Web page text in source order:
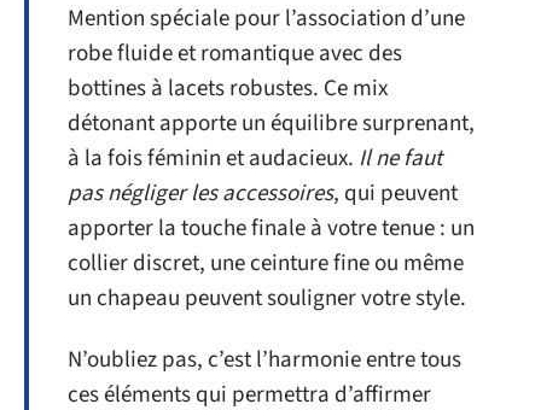
Mention spéciale pour l’association d’une
robe fluide et romantique avec des
bottines à lacets robustes. Ce mix
détonant apporte un équilibre surprenant,
à la fois féminin et audacieux. Il ne faut
pas négliger les accessoires, qui peuvent
apporter la touche finale à votre tenue : un
collier discret, une ceinture fine ou même
un chapeau peuvent souligner votre style.
N’oubliez pas, c’est l’harmonie entre tous
ces éléments qui permettra d’affirmer